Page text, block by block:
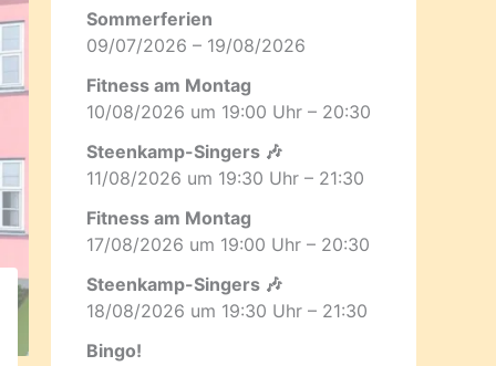
Sommerferien
09/07/2026 – 19/08/2026
Fitness am Montag
10/08/2026 um 19:00 Uhr – 20:30
Steenkamp-Singers 🎶
11/08/2026 um 19:30 Uhr – 21:30
Fitness am Montag
17/08/2026 um 19:00 Uhr – 20:30
Steenkamp-Singers 🎶
18/08/2026 um 19:30 Uhr – 21:30
Bingo!